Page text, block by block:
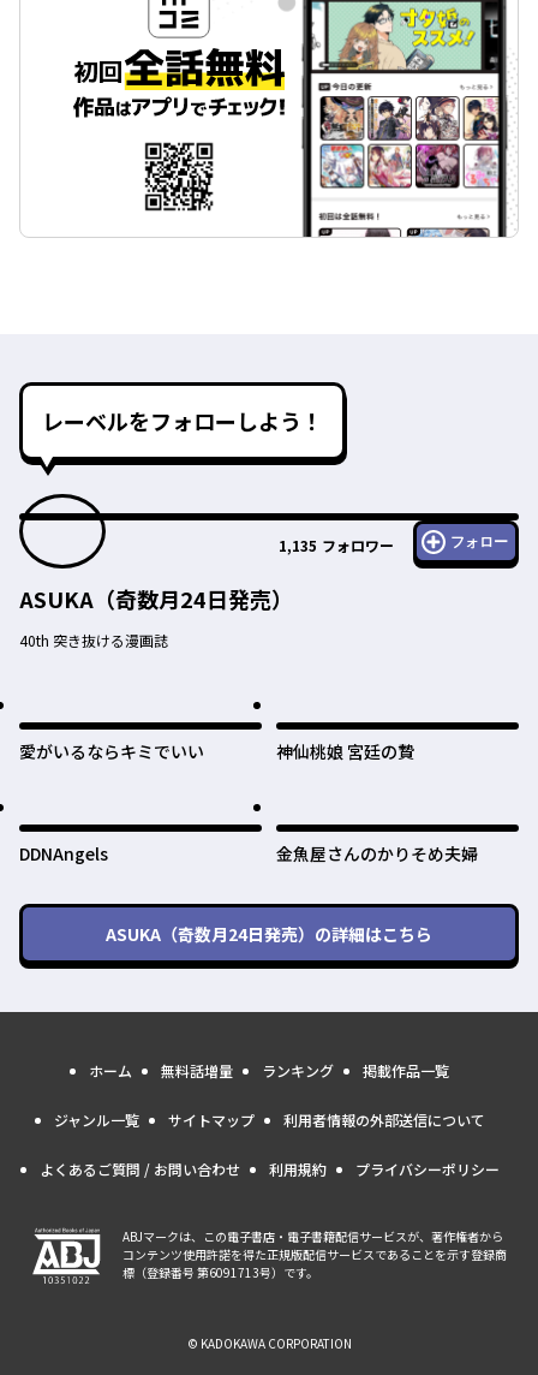
レーベルをフォローしよう！
1,135 フォロワー フォロー
ASUKA（奇数月24日発売）
40th 突き抜ける漫画誌
愛がいるならキミでいい 神仙桃娘 宮廷の贄
DDNAngels 金魚屋さんのかりそめ夫婦
ASUKA（奇数月24日発売） の詳細はこちら
ホーム 無料話増量 ランキング 掲載作品一覧
ジャンル一覧 サイトマップ 利用者情報の外部送信について
よくあるご質問 / お問い合わせ 利用規約 プライバシーポリシー
ABJマークは、この電子書店・電子書籍配信サービスが、著作権者から
コンテンツ使用許諾を得た正規版配信サービスであることを示す登録商
標（登録番号 第6091713号）です。
© KADOKAWA CORPORATION